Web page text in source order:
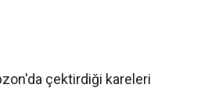
çektirdiği kareleri